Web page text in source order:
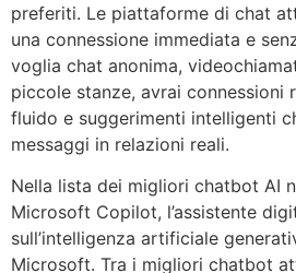
preferiti. Le piattaforme di chat
una connessione immediata e
voglia chat anonima,
piccole stanze, avrai connessioni
fluido e suggerimenti intelligenti
messaggi in relazioni reali.
Nella lista dei migliori chatbot AI
Microsoft Copilot, l’assistente
sull’intelligenza artificiale
Microsoft. Tra i migliori chatbot